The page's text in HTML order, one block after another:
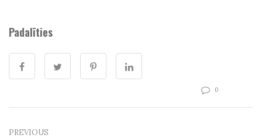
Padalīties
0
PREVIOUS